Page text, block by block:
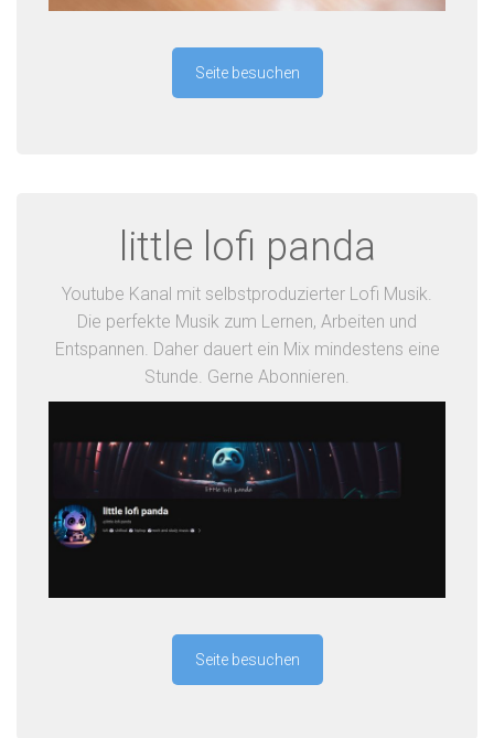
Seite besuchen
little lofi panda
Youtube Kanal mit selbstproduzierter Lofi Musik.
Die perfekte Musik zum Lernen, Arbeiten und
Entspannen. Daher dauert ein Mix mindestens eine
Stunde. Gerne Abonnieren.
Seite besuchen